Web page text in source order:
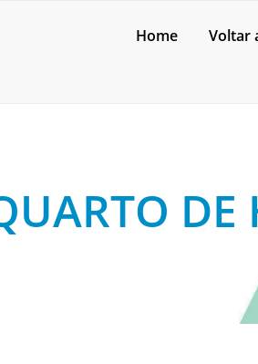
Home Voltar